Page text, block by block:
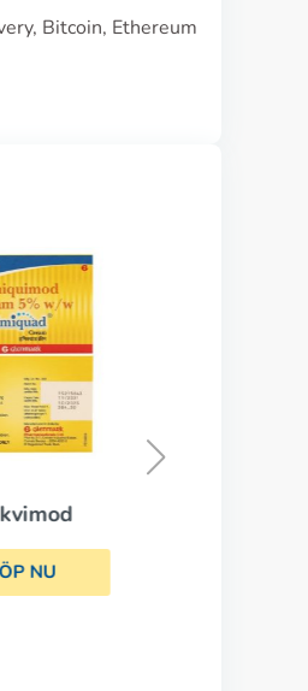
Bitcoin, Ethereum
NU